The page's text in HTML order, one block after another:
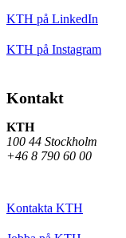
KTH på LinkedIn
KTH på Instagram
Kontakt
KTH
100 44 Stockholm
+46 8 790 60 00
Kontakta KTH